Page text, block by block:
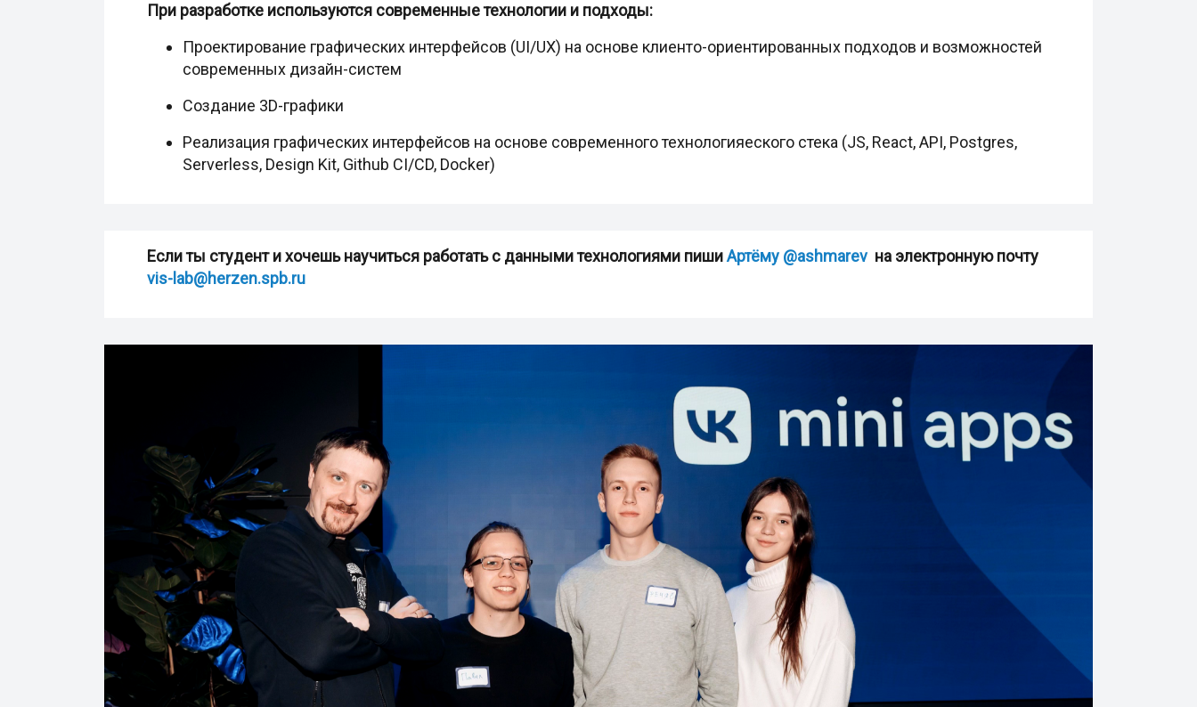
При разработке используются современные технологии и подходы:
Проектирование графических интерфейсов (UI/UX) на основе клиенто-ориентированных подходов и возможностей
современных дизайн-систем
Создание 3D-графики
Реализация графических интерфейсов на основе современного технологияеского стека (JS, React, API, Postgres,
Serverless, Design Kit, Github CI/CD, Docker)
Если ты студент и хочешь научиться работать с данными технологиями пишиАртёму @ashmarev на электронную почту
vis-lab@herzen.spb.ru